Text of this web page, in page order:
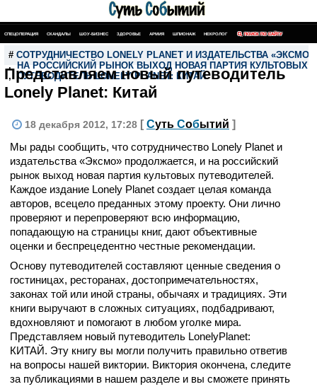
СПЕЦОПЕРАЦИЯ СКАНДАЛЫ ШОУ-БИЗНЕС ЗДОРОВЬЕ АРМИЯ ШПИОНАЖ НЕКРОЛОГ ПОИСК ПО САЙТУ
# СОТРУДНИЧЕСТВО LONELY PLANET И ИЗДАТЕЛЬСТВА
,
НА РОССИЙСКИЙ РЫНОК ВЫХОД НОВАЯ ПАРТИЯ КУЛЬТОВЫХ
,
ПУТЕВОДИТЕЛЬ LONELY PLANET: КИТАЙ
Представляем новый путеводитель
Lonely Planet: Китай
18 декабря 2012, 17:28 [ Суть Событий ]
Мы рады сообщить, что сотрудничество Lonely Planet и
издательства «Эксмо» продолжается, и на российский
рынок выход новая партия культовых путеводителей.
Каждое издание Lonely Planet создает целая команда
авторов, всецело преданных этому проекту. Они лично
проверяют и перепроверяют всю информацию,
попадающую на страницы книг, дают объективные
оценки и беспрецедентно честные рекомендации.
Основу путеводителей составляют ценные сведения о
гостиницах, ресторанах, достопримечательностях,
законах той или иной страны, обычаях и традициях. Эти
книги выручают в сложных ситуациях, подбадривают,
вдохновляют и помогают в любом уголке мира.
Представляем новый путеводитель LonelyPlanet:
КИТАЙ. Эту книгу вы могли получить правильно ответив
на вопросы нашей виктории. Виктория окончена, следите
за публикациями в нашем разделе и вы сможете принять